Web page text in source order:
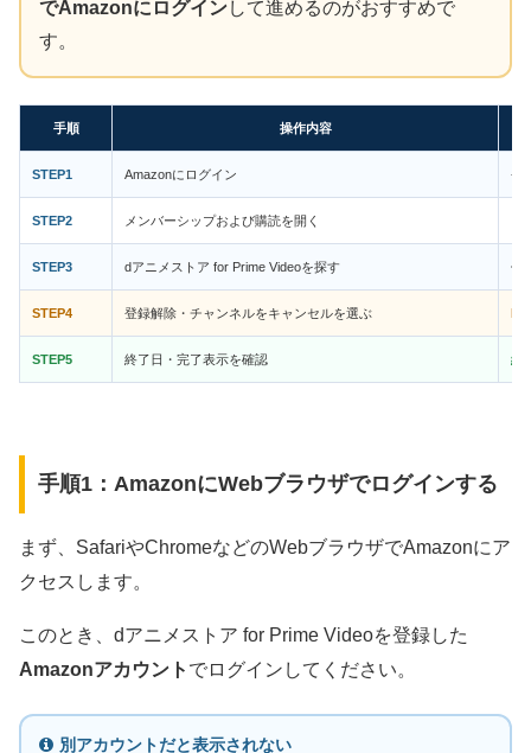
でAmazonにログインして進めるのがおすすめで
す。
手順 操作内容
STEP1 Amazonにログイン 登
STEP2 メンバーシップおよび購読を開く
STEP3 dアニメストア for Prime Videoを探す 似
STEP4 登録解除・チャンネルをキャンセルを選ぶ
STEP5 終了日・完了表示を確認 終
手順1：AmazonにWebブラウザでログインする
まず、SafariやChromeなどのWebブラウザでAmazonにア
クセスします。
このとき、dアニメストア for Prime Videoを登録した
Amazonアカウント でログインしてください。
別アカウントだと表示されない